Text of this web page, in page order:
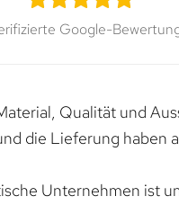
Google-
Qualität und
die Lieferung haben
Unternehmen ist